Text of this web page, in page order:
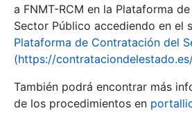
a FNMT-RCM en la Plataforma
Sector Público accediendo en el
Plataforma de Contratación del
(https://
También podrá encontrar más
de los procedimientos en